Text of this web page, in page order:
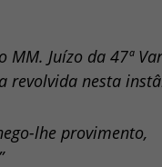
Juízo da 47ª
revolvida nesta
lhe provimento,